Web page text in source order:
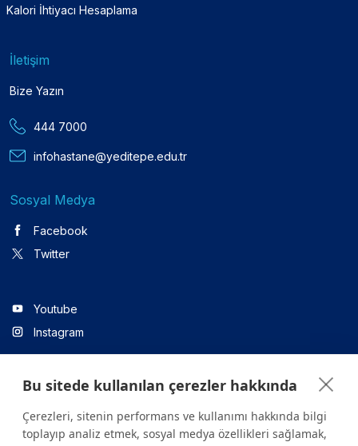
Kalori İhtiyacı Hesaplama
İletişim
Bize Yazın
444 7000
infohastane@yeditepe.edu.tr
Sosyal Medya
Facebook
Twitter
Youtube
Instagram
Linkedin
Bu sitede kullanılan çerezler hakkında
Çerezleri, sitenin performans ve kullanımı hakkında bilgi
toplayıp analiz etmek, sosyal medya özellikleri sağlamak,